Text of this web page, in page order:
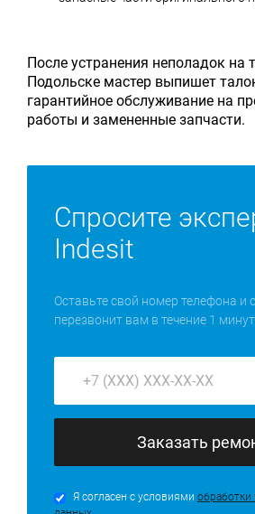
После устранения неполадок на
Подольске мастер выпишет
гарантийное обслуживание на
работы и замененные запчасти.
Спросите
Indesit
Оставьте свой номер телефона и
перезвонит вам в течение 1
Заказать
Я согласен с условиями обработки